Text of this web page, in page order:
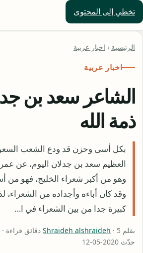
تخطي إلى المحتوى
حلول العالم
الرئيسية › اخبار عربية
اخبار عربية
الشاعر سعد بن
ذمة الله
بكل أسى وحزن قد ودع الشعب
وهو من أكبر شعراء الخليج، فهو من
وقد كان أباءه وأجداده من الشعراء،
كبيرة جدا من بين الشعراء في ا…
بقلم Shraideh alshraideh
حدّث 2020-05-12